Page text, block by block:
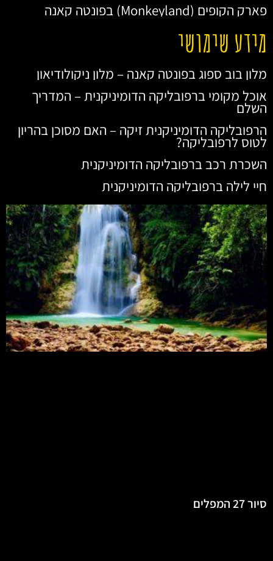
פארק הקופים (Monkeyland) בפונטה קאנה
מידע שימושי
מלון בוב ספוג בפונטה קאנה – מלון ניקולודיאון
אוכל מקומי ברפובליקה הדומיניקנית – המדריך
השלם
הרפובליקה הדומיניקנית זיקה – האם מסוכן בהריון
לטוס לרפובליקה?
השכרת רכב ברפובליקה הדומיניקנית
חיי לילה ברפובליקה הדומיניקנית
סיור 27 המפלים